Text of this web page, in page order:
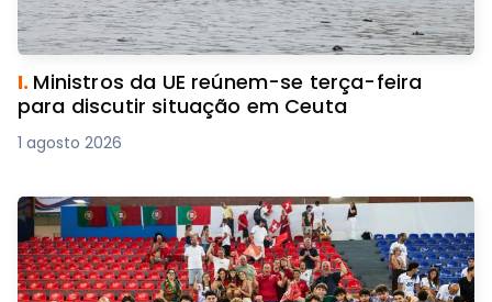
I. Ministros da UE reúnem-se terça-feira
para discutir situação em Ceuta
1 agosto 2026